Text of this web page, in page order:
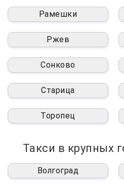
Рамешки
Ржев
Сонково
Старица
Торопец
Такси в крупных
Волгоград